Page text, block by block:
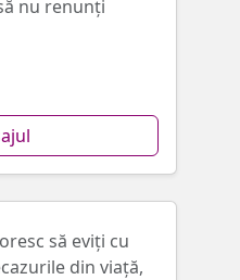
nu renunți
să eviţi cu
din viață,